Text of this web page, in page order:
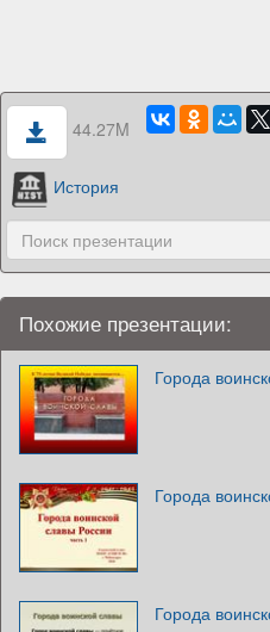
44.27M
История
Похожие презентации:
Города
Города
Города